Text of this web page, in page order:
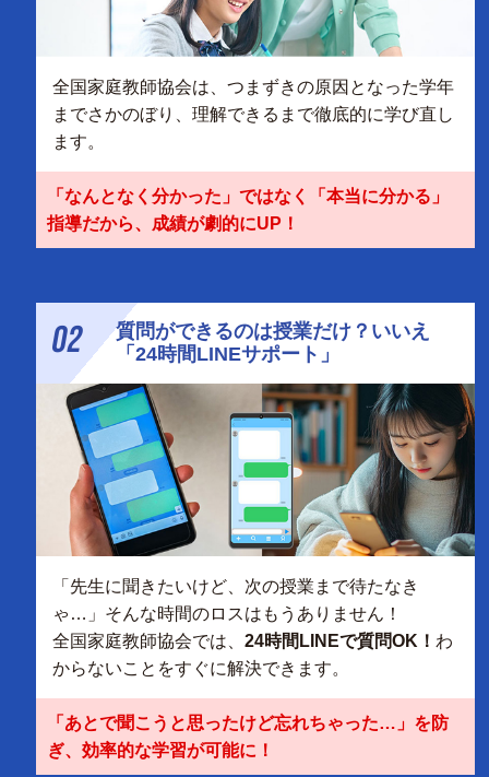
全国家庭教師協会は、つまずきの原因となった学年
までさかのぼり、理解できるまで徹底的に学び直し
ます。
「なんとなく分かった」ではなく「本当に分かる」
指導だから、成績が劇的にUP！
02
質問ができるのは授業だけ？いいえ
「24時間LINEサポート」
「先生に聞きたいけど、次の授業まで待たなき
ゃ…」そんな時間のロスはもうありません！
全国家庭教師協会では、24時間LINEで質問OK！ わ
からないことをすぐに解決できます。
「あとで聞こうと思ったけど忘れちゃった…」を防
ぎ、効率的な学習が可能に！